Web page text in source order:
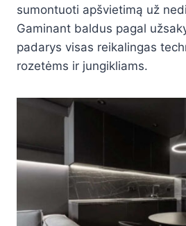
sumontuoti apšvietimą už
Gaminant baldus pagal
padarys visas reikalingas
rozetėms ir jungikliams.